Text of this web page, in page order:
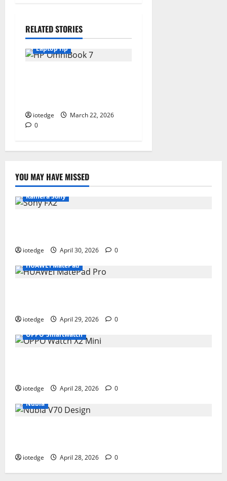
RELATED STORIES
Laptop Hp
iotedge
March 22, 2026
0
YOU MAY HAVE MISSED
Kamera Sony
iotedge April 30, 2026
0
HUAWEI MatePad
iotedge April 29, 2026
0
OPPO Smartwatch
iotedge April 28, 2026
0
Nubia
iotedge April 28, 2026 0